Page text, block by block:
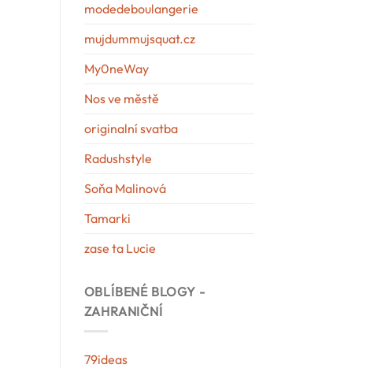
modedeboulangerie
mujdummujsquat.cz
My0neWay
Nos ve městě
originalní svatba
Radushstyle
Soňa Malinová
Tamarki
zase ta Lucie
OBLÍBENÉ BLOGY -
ZAHRANIČNÍ
79ideas